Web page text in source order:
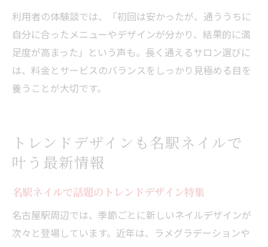
利用者の体験談では、「初回は安かったが、通ううちに
自分に合ったメニューやデザインが分かり、結果的に満
足度が高まった」という声も。長く通えるサロン選びに
は、料金とサービスのバランスをしっかり見極める目を
養うことが大切です。
トレンドデザインも名駅ネイルで
叶う最新情報
名駅ネイルで話題のトレンドデザイン特集
名古屋駅周辺では、季節ごとに新しいネイルデザインが
次々と登場しています。近年は、ラメグラデーションや